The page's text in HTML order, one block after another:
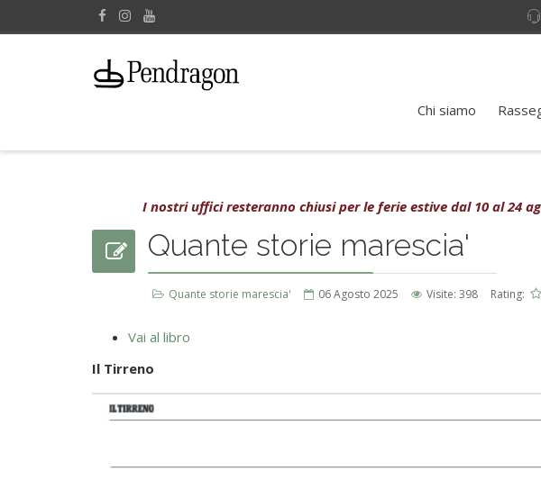
Chi siamo
I nostri uffici resteranno chiusi per le ferie estive dal 10 al 24
Quante storie marescia'
Quante storie marescia' 06 Agosto 2025 Visite: 398 Rating:
Vai al libro
Il Tirreno